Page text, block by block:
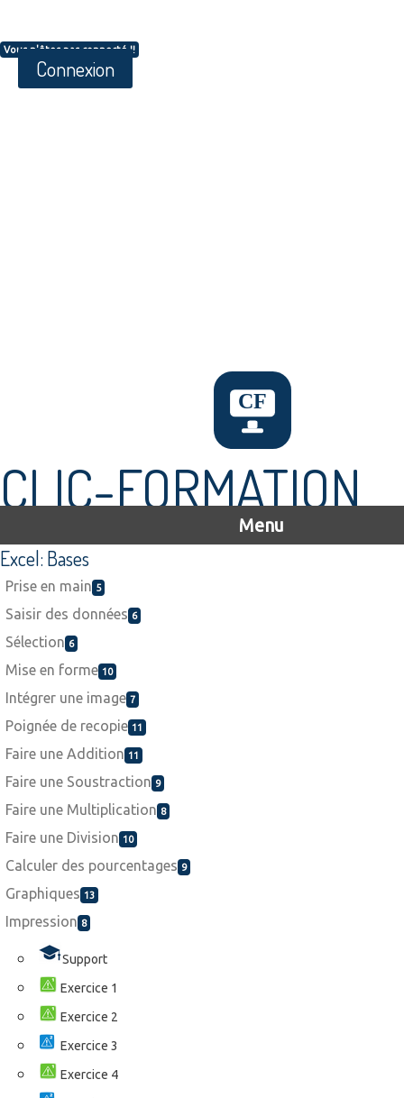
Vous n'êtes pas connecté !!
Connexion
CLIC-FORMATION
Menu
Excel: Bases
Prise en main 5
Saisir des données 6
Sélection 6
Mise en forme 10
Intégrer une image 7
Poignée de recopie 11
Faire une Addition 11
Faire une Soustraction 9
Faire une Multiplication 8
Faire une Division 10
Calculer des pourcentages 9
Graphiques 13
Impression 8
Support
Exercice 1
Exercice 2
Exercice 3
Exercice 4